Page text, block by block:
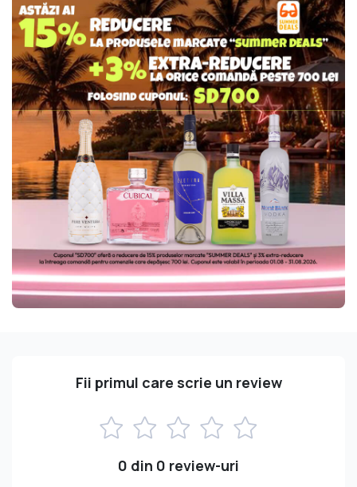
Fii primul care scrie un review
0 din 0 review-uri